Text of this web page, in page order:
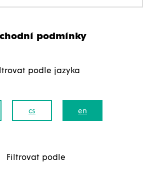
podmínky
podle jazyka
cs en
Filtrovat podle